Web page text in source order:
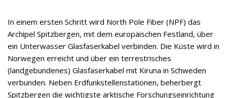
In einem ersten Schritt wird North Pole Fiber (NPF) das
Archipel Spitzbergen, mit dem europäischen Festland, über
ein Unterwasser Glasfaserkabel verbinden. Die Küste wird in
Norwegen erreicht und über ein terrestrisches
(landgebundenes) Glasfaserkabel mit Kiruna in Schweden
verbunden. Neben Erdfunkstellenstationen, beherbergt
Spitzbergen die wichtigste arktische Forschungseinrichtung